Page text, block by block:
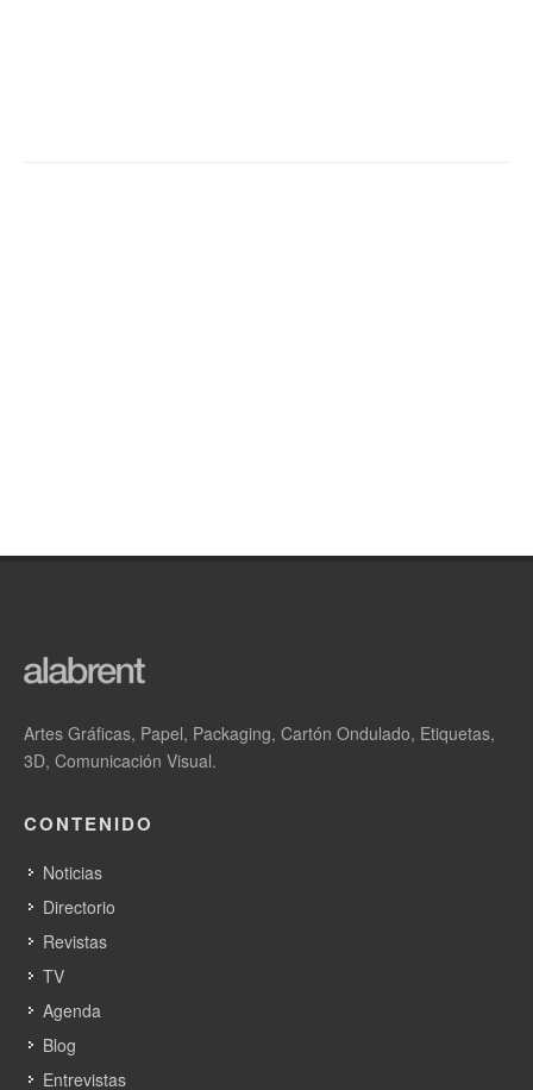
Artes Gráficas, Papel, Packaging, Cartón Ondulado, Etiquetas,
3D, Comunicación Visual.
CONTENIDO
Noticias
Directorio
Revistas
TV
Agenda
Blog
Entrevistas